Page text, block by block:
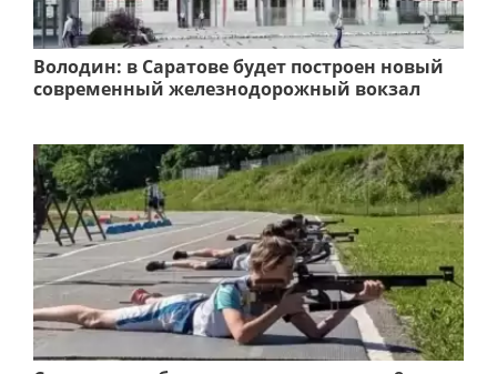
Володин: в Саратове будет построен новый
современный железнодорожный вокзал